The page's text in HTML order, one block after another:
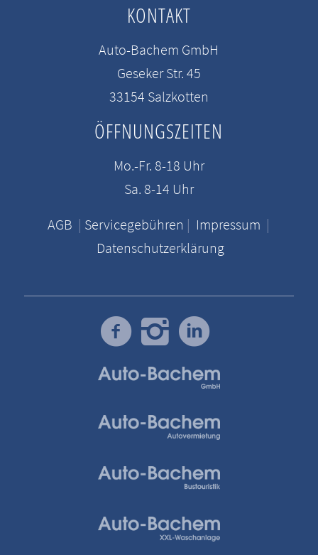
KONTAKT
Auto-Bachem GmbH
Geseker Str. 45
33154 Salzkotten
ÖFFNUNGSZEITEN
Mo.-Fr. 8-18 Uhr
Sa. 8-14 Uhr
AGB | Servicegebühren | Impressum |
Datenschutzerklärung